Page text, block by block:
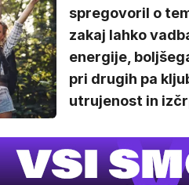
spregovoril o
zakaj lahko
energije,
pri drugih pa
utrujenost in